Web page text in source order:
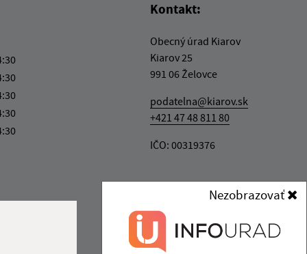
Nezobrazovať
Kontakt:
Obecný úrad Kiarov
Kiarov 25
991 06 Želovce
podatelna@kiarov.sk
+421 47 48 811 80
IČO: 00319376